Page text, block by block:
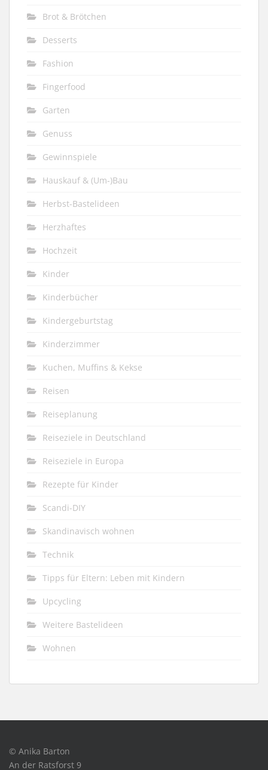
Brot & Brötchen
Desserts
Fashion
Fingerfood
Garten
Genuss
Gewinnspiele
Hauskauf & (Um-)Bau
Herbst-Bastelideen
Herzhaftes
Hochzeit
Kinder
Kinderbücher
Kindergeburtstag
Kinderzimmer
Kuchen, Muffins & Kekse
Reisen
Reiseplanung
Reiseziele in Deutschland
Reiseziele in Europa
Rezepte für Kinder
Scandi-DIY
Skandinavisch wohnen
Technik
Tipps für Eltern: Leben mit Kindern
Upcycling
Weitere Bastelideen
Wohnen
© Anika Barton
An der Ratsforst 9